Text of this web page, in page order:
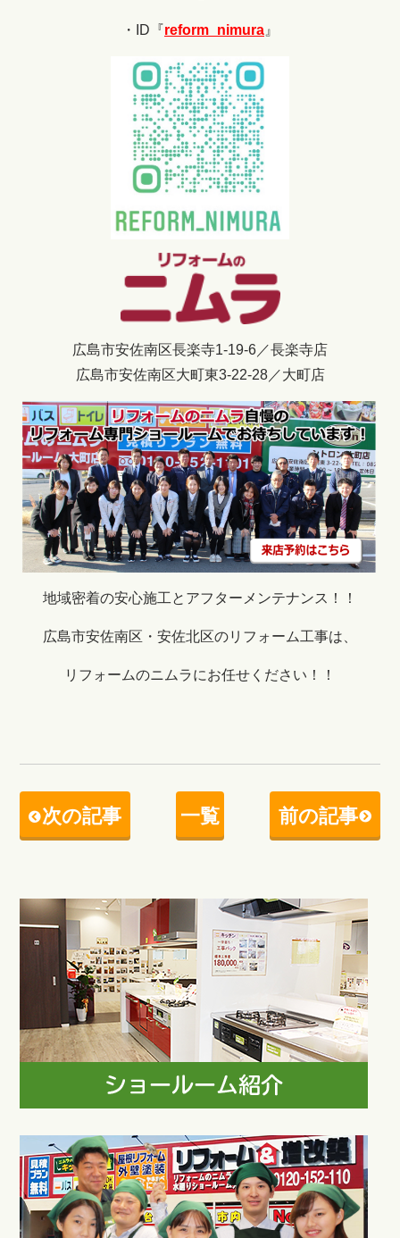
・ID『reform_nimura 』
広島市安佐南区長楽寺1-19-6／長楽寺店
広島市安佐南区大町東3-22-28／大町店
地域密着の安心施工とアフターメンテナンス！！
広島市安佐南区・安佐北区のリフォーム工事は、
リフォームのニムラにお任せください！！
次の記事 一覧 前の記事